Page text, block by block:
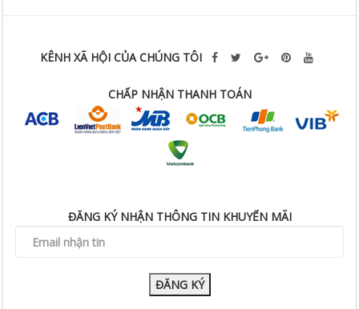
KÊNH XÃ HỘI CỦA CHÚNG TÔI
CHẤP NHẬN THANH TOÁN
ĐĂNG KÝ NHẬN THÔNG TIN KHUYẾN MÃI
ĐĂNG KÝ